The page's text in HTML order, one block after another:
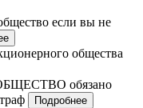
если вы не
общества
обязано
Подробнее